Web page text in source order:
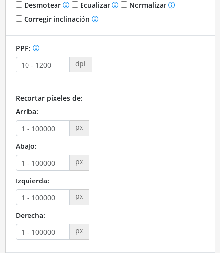
Desmotear
Ecualizar
Normalizar
Corregir inclinación
PPP:
dpi
Recortar píxeles de:
Arriba:
px
Abajo:
px
Izquierda:
px
Derecha:
px